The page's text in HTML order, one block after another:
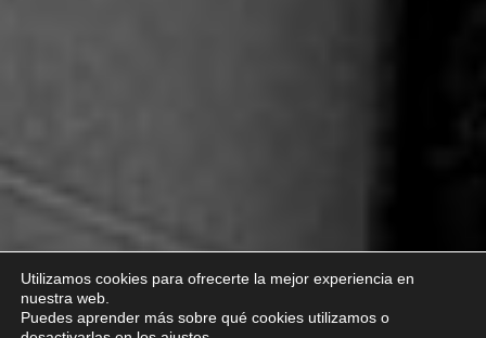
Utilizamos cookies para ofrecerte la mejor experiencia en
nuestra web.
Puedes aprender más sobre qué cookies utilizamos o